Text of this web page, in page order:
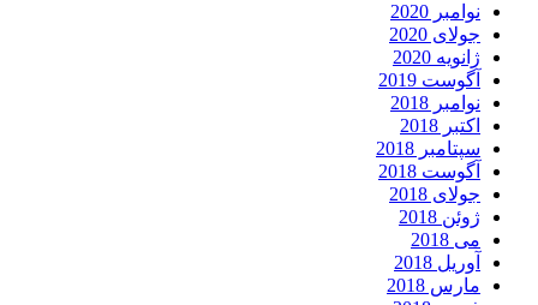
نوامبر 2020
جولای 2020
ژانویه 2020
آگوست 2019
نوامبر 2018
اکتبر 2018
سپتامبر 2018
آگوست 2018
جولای 2018
ژوئن 2018
می 2018
آوریل 2018
مارس 2018